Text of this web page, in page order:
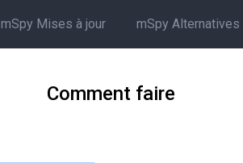
mSpy Mises à jour mSpy Alternatives
Comment faire